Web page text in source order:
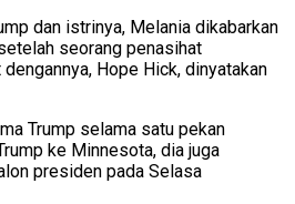
dan istrinya, Melania dikabarkan
seorang penasihat
Hope Hick, dinyatakan
Trump selama satu pekan
ke Minnesota, dia juga
presiden pada Selasa